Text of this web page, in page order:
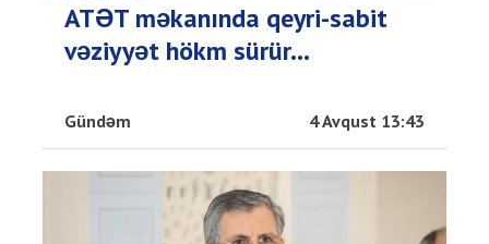
ATƏT məkanında qeyri-sabit
vəziyyət hökm sürür...
Gündəm 4 Avqust 13:43